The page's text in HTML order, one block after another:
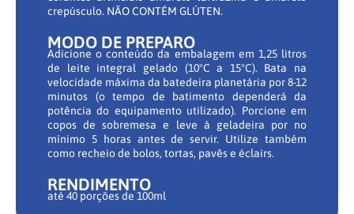
crepúsculo. NÃO CONTÉM GLÚTEN.
MODO DE PREPARO
Adicione o conteúdo da embalagem em 1,25 litros
de leite integral gelado (10°C a 15°C). Bata na
velocidade máxima da batedeira planetária por 8-12
minutos (o tempo de batimento dependerá da
potência do equipamento utilizado). Porcione em
copos de sobremesa e leve à geladeira por no
mínimo 5 horas antes de servir. Utilize também
como recheio de bolos, tortas, pavês e éclairs.
RENDIMENTO
até 40 porções de 100ml